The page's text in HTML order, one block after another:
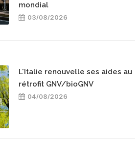
mondial
03/08/2026
L'Italie renouvelle ses aides au
rétrofit GNV/bioGNV
04/08/2026